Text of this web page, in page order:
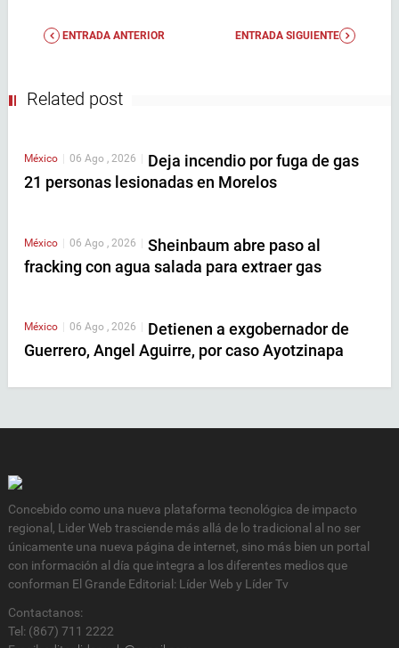
ENTRADA ANTERIOR ENTRADA SIGUIENTE
Related post
México 06 Ago , 2026
Deja incendio por fuga de gas
21 personas lesionadas en Morelos
México | 06 Ago , 2026 | Sheinbaum abre paso al
fracking con agua salada para extraer gas
México 06 Ago , 2026
Detienen a exgobernador de
Guerrero, Angel Aguirre, por caso Ayotzinapa
Concebido como una nueva plataforma tecnológica de impacto
regional, Lider Web trasciende más allá de lo tradicional al no ser
únicamente una nueva página de internet, sino más bien un portal
con información al día que integra a los diferentes medios que
conforman El Grande Editorial: Líder Web y Líder Tv
Contactanos:
Tel: (867) 711 2222